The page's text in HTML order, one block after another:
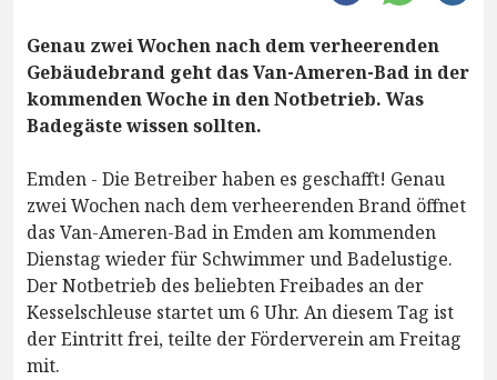
Genau zwei Wochen nach dem verheerenden
Gebäudebrand geht das Van-Ameren-Bad in der
kommenden Woche in den Notbetrieb. Was
Badegäste wissen sollten.
Emden - Die Betreiber haben es geschafft! Genau
zwei Wochen nach dem verheerenden Brand öffnet
das Van-Ameren-Bad in Emden am kommenden
Dienstag wieder für Schwimmer und Badelustige.
Der Notbetrieb des beliebten Freibades an der
Kesselschleuse startet um 6 Uhr. An diesem Tag ist
der Eintritt frei, teilte der Förderverein am Freitag
mit.